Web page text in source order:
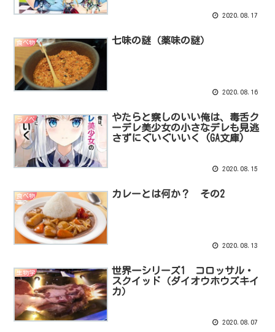
2020.08.17
食べ物 七味の謎（薬味の謎）
2020.08.16
ラノベ
やたらと察しのいい俺は、毒舌ク
ーデレ美少女の小さなデレも見逃
さずにぐいぐいいく (GA文庫)
2020.08.15
食べ物 カレーとは何か？ その2
2020.08.13
生物学
世界一シリーズ1 コロッサル・
スクイッド（ダイオウホウズキイ
カ）
2020.08.07